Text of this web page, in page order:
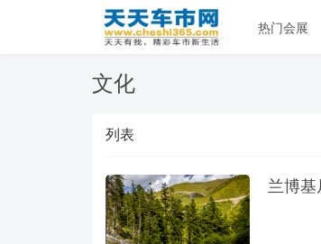
热门会展
文化
列表
兰博